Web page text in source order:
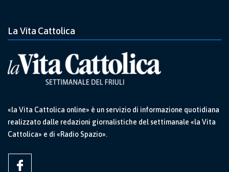
La Vita Cattolica
«la Vita Cattolica online» è un servizio di informazione quotidiana
realizzato dalle redazioni giornalistiche del settimanale «la Vita
Cattolica» e di «Radio Spazio».